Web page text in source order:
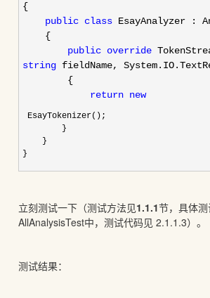
{
public class EsayAnalyzer :
{
public override
string fieldName,
{
return new
EsayTokenizer();
}
}
}
立刻测试一下（测试方法见1.1.1节，具体
AllAnalysisTest中，测试代码见 2.1.1.3）。
测试结果：